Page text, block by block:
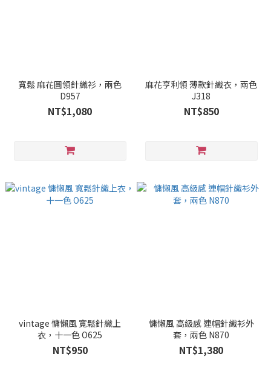
寬鬆 麻花圓領針織衫，兩色
D957
NT$1,080
麻花亨利領 薄款針織衣，兩色
J318
NT$850
vintage 慵懶風 寬鬆針織上
衣，十一色 O625
NT$950
慵懶風 高級感 連帽針織衫外
套，兩色 N870
NT$1,380